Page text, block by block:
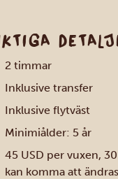
2 timmar
Inklusive transfer
Inklusive flytväst
Minimiålder: 5 år
45 USD per vuxen,
kan komma att ändras